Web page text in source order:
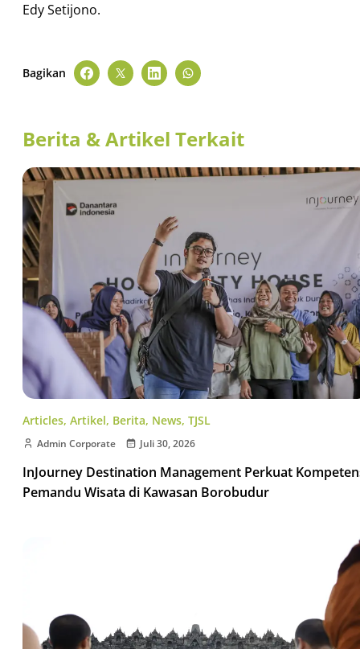
Edy Setijono.
Bagikan
Berita & Artikel Terkait
Articles, Artikel, Berita, News, TJSL
Admin Corporate Juli 30, 2026
InJourney Destination Management Perkuat
Pemandu Wisata di Kawasan Borobudur